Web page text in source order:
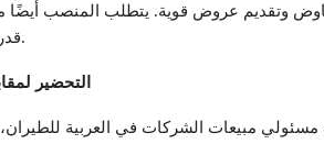
وتقديم عروض قوية. يتطلب المنصب أيضًا
قدرة عالية على التحليل وحل المشكلات.
التحضير